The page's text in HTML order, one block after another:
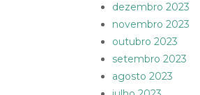
dezembro 2023
novembro 2023
outubro 2023
setembro 2023
agosto 2023